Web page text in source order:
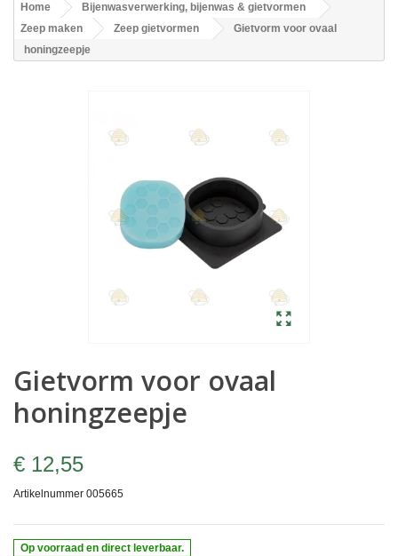
Home
Bijenwasverwerking, bijenwas & gietvormen
Zeep maken
Zeep gietvormen
Gietvorm voor ovaal
honingzeepje
Gietvorm voor ovaal
honingzeepje
€ 12,55
Artikelnummer 005665
Op voorraad en direct leverbaar.